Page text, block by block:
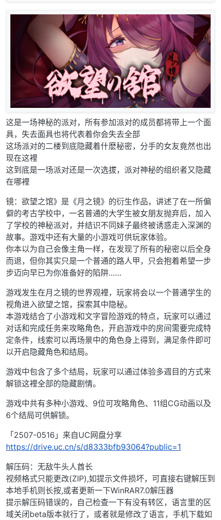
这是一场神秘的派对，所有参加派对的成员都将带上一个面
具，失去面具也将代表着你会失去全部
这场派对的二楼到底隐藏着什麽秘密，分手的女友竟然也出
现在这裡
这到底是一场派对还是一次选拔，派对神秘的组织者又隐藏
在哪裡
镜：欲望之馆》是《月之镜》的衍生作品，讲述了在一所偏
僻的考古学校中，一名普通的大学生被女朋友抛弃后，加入
了学校的神秘派对，并结识不同妹子最终被诱惑走入深渊的
故事。游戏中还有大量的小游戏可供玩家体验。
你本以为自己会像主角一样，在发现了所有的秘密以后全身
而退，但你其实只是一个普通的路人甲，只会抱着希望一步
步迈向早已为你准备好的陷阱……
游戏发生在月之镜的世界观裡，玩家将会以一个普通学生的
视角进入欲望之馆，探索其中隐秘。
本游戏结合了小游戏和文字冒险游戏的特点，玩家可以通过
对话和完成任务来攻略角色，开启游戏中的房间需要完成特
定条件，线索可以再场景中的角色身上得到，满足条件即可
以开启隐藏角色和结局。
游戏中包含了多个结局，玩家可以通过体验多週目的方式来
解锁这裡全部的隐藏剧情。
游戏中共有多种小游戏、9位可攻略角色、11组CG动画以及
6个结局可供解锁。
「2507-0516」来自UC网盘分享
https://drive.uc.cn/s/d8333bfb93064?public=1
解压码：无敌牛头人酋长
视频格式只能更改(ZIP),如提示文件损坏，可直接右键解压到
本地手机则长按,或者更新一下WinRAR7.0解压器
提示解压码错误的，自己检查一下有没有转区，语言里的区
域关闭beta版本就行了，或者就是修改了语言，手机下载如